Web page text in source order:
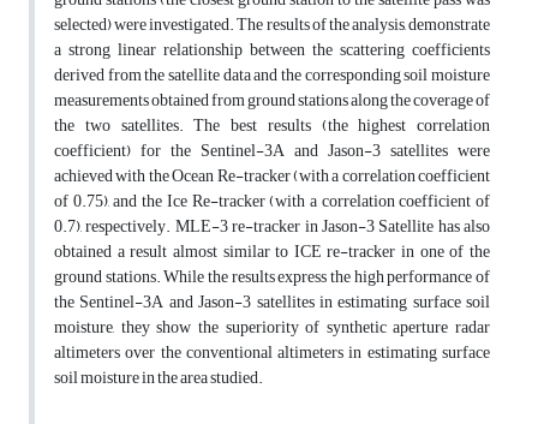
selected) were investigated. The results of the analysis, demonstrate
a strong linear relationship between the scattering coefficients
derived from the satellite data and the corresponding soil moisture
measurements obtained from ground stations along the coverage of
the two satellites. The best results (the highest correlation
coefficient) for the Sentinel-3A and Jason-3 satellites were
achieved with the Ocean Re-tracker (with a correlation coefficient
of 0.75), and the Ice Re-tracker (with a correlation coefficient of
0.7), respectively. MLE-3 re-tracker in Jason-3 Satellite has also
obtained a result almost similar to ICE re-tracker in one of the
ground stations. While the results express the high performance of
the Sentinel-3A and Jason-3 satellites in estimating surface soil
moisture, they show the superiority of synthetic aperture radar
altimeters over the conventional altimeters in estimating surface
soil moisture in the area studied.